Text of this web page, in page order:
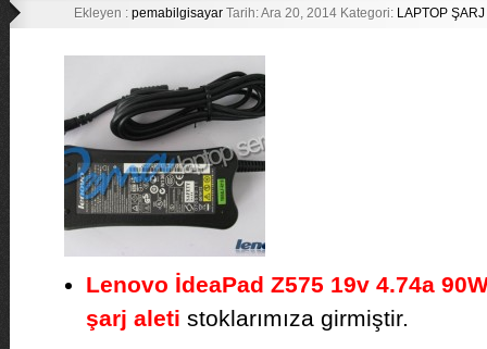
Ekleyen : pemabilgisayarTarih: Ara 20, 2014 Kategori: LAPTOP
Lenovo İdeaPad Z575 19v 4.74a
şarj aleti stoklarımıza girmiştir.